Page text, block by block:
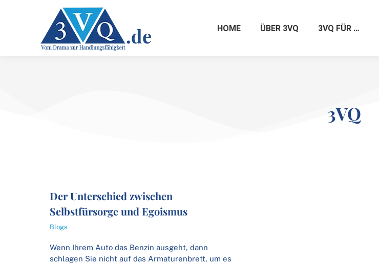
HOME ÜBER 3VQ 3VQ FÜR …
3VQ
Der Unterschied zwischen
Selbstfürsorge und Egoismus
Blogs
Wenn Ihrem Auto das Benzin ausgeht, dann
schlagen Sie nicht auf das Armaturenbrett, um es